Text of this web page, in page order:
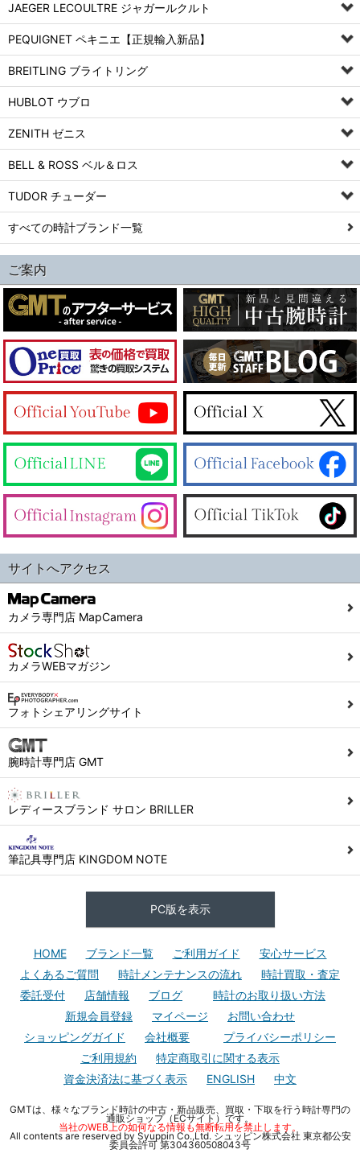
JAEGER LECOULTRE ジャガールクルト
PEQUIGNET ペキニエ【正規輸入新品】
BREITLING ブライトリング
HUBLOT ウブロ
ZENITH ゼニス
BELL & ROSS ベル＆ロス
TUDOR チューダー
すべての時計ブランド一覧
ご案内
サイトへアクセス
カメラ専門店 MapCamera
カメラWEBマガジン
フォトシェアリングサイト
腕時計専門店 GMT
レディースブランド サロン BRILLER
筆記具専門店 KINGDOM NOTE
PC版を表示
HOME ブランド一覧 ご利用ガイド
安心サービス
よくあるご質問
時計メンテナンスの流れ
時計買取・査定
委託受付
店舗情報 ブログ
時計のお取り扱い方法
新規会員登録
マイページ
お問い合わせ
ショッピングガイド
会社概要
プライバシーポリシー
ご利用規約
特定商取引に関する表示
資金決済法に基づく表示
ENGLISH 中文
GMTは、様々なブランド時計の中古・新品販売、買取・下取を行う時計専門の
通販ショップ（ECサイト）です。
当社のWEB上の如何なる情報も無断転用を禁止します。
All contents are reserved by Syuppin Co.,Ltd. シュッピン株式会社 東京都公安
委員会許可 第304360508043号